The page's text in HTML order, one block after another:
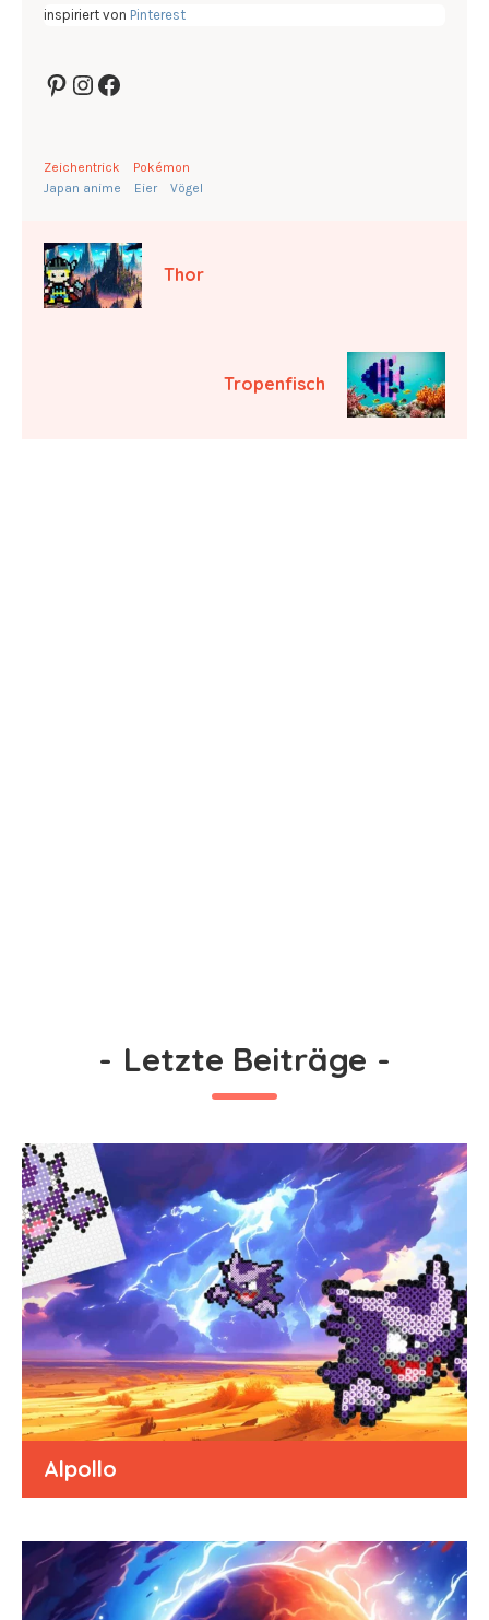
inspiriert von Pinterest
Pinterest
Instagram
Facebook
Zeichentrick
Pokémon
Japan anime
Eier Vögel
Thor
Tropenfisch
- Letzte Beiträge -
Alpollo